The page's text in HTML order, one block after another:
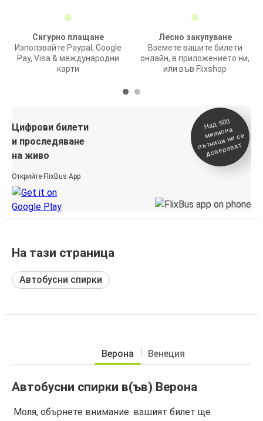
Сигурно плащане
Използвайте Paypal, Google
Pay, Visa & международни
карти
Лесно закупуване
Вземете вашите билети
онлайн, в приложението ни,
или във Flixshop
Цифрови билети
и проследяване
на живо
Открийте FlixBus App
На
д 500
милиона
п
ътници ни се
доверяват
На тази страница
Автобусни спирки
Верона Венеция
Автобусни спирки в(ъв) Верона
Моля, обърнете внимание: вашият билет ще